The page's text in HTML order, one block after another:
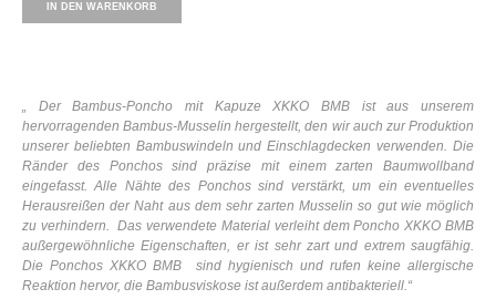
IN DEN WARENKORB
„
Der Bambus-Poncho mit Kapuze XKKO BMB ist aus unserem
hervorragenden Bambus-Musselin hergestellt,den wir auch zur Produktion
unserer beliebten Bambuswindeln und Einschlagdecken verwenden. Die
Ränder des Ponchos sind präzise mit einem zarten Baumwollband
eingefasst. Alle Nähte des Ponchos sind verstärkt, um ein eventuelles
Herausreißen der Naht aus dem sehr zarten Musselin so gut wie möglich
zu verhindern. Das verwendete Material verleiht dem Poncho XKKO BMB
außergewöhnliche Eigenschaften, er ist sehr zart und extrem saugfähig.
Die Ponchos XKKO BMB sind hygienisch und rufen keine allergische
Reaktion hervor, die Bambusviskose ist außerdem antibakteriell.“